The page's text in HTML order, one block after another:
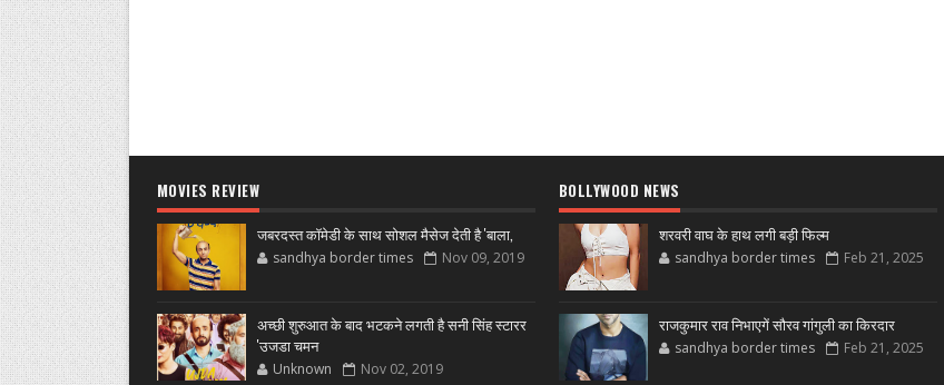
MOVIES REVIEW
जबरदस्त कॉमेडी के साथ सोशल मैसेज देती है 'बाला,
sandhya border times Nov 09, 2019
अच्छी शुरुआत के बाद भटकने लगती है सनी सिंह स्टारर
'उजडा चमन
Unknown Nov 02, 2019
BOLLYWOOD NEWS
शरवरी वाघ के हाथ लगी बड़ी फिल्म
sandhya border times Feb 21, 2025
राजकुमार राव निभाएगें सौरव गांगुली का किरदार
sandhya border times Feb 21, 2025